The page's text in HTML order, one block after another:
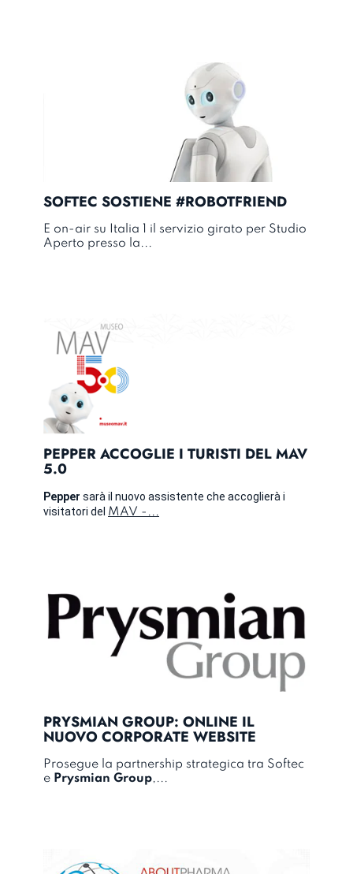
SOFTEC SOSTIENE #ROBOTFRIEND
E on-air su Italia 1 il servizio girato per Studio
Aperto presso la...
PEPPER ACCOGLIE I TURISTI DEL MAV
5.0
Pepper sarà il nuovo assistente che accoglierà i
visitatori del MAV -...
PRYSMIAN GROUP: ONLINE IL
NUOVO CORPORATE WEBSITE
Prosegue la partnership strategica tra Softec
e Prysmian Group,...